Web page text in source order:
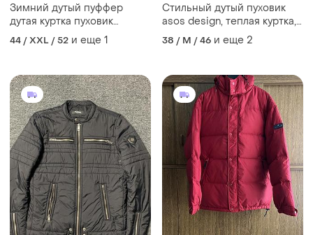
Зимний дутый пуффер
дутая куртка пуховик
марсала турция climber.
44 / XXL / 52 и еще 1
Стильный дутый пуховик
asos design, теплая куртка,
асос, оригинал, пуффер,
укороченный, базовый,
изумрудный, мятный
38 / M / 46 и еще 2